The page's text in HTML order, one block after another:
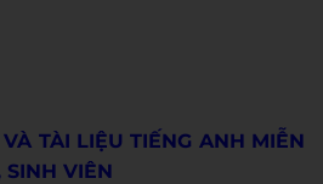
TÀI LIỆU TIẾNG ANH MIỄN
SINH VIÊN